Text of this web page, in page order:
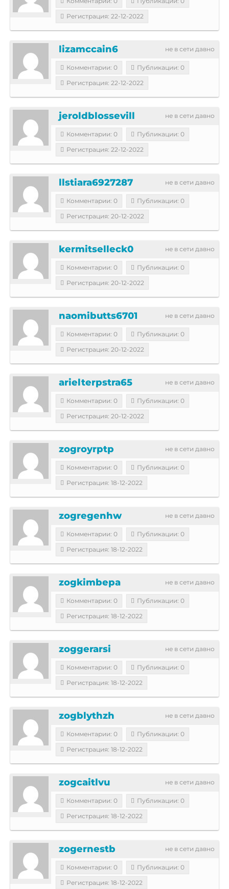
Регистрация: 22-12-2022
не в сети давно
lizamccain6
Комментарии: 0
Публикации: 0
Регистрация: 22-12-2022
не в сети давно
jeroldblossevill
Комментарии: 0
Публикации: 0
Регистрация: 22-12-2022
не в сети давно
llstiara6927287
Комментарии: 0
Публикации: 0
Регистрация: 20-12-2022
не в сети давно
kermitselleck0
Комментарии: 0
Публикации: 0
Регистрация: 20-12-2022
не в сети давно
naomibutts6701
Комментарии: 0
Публикации: 0
Регистрация: 20-12-2022
не в сети давно
arielterpstra65
Комментарии: 0
Публикации: 0
Регистрация: 20-12-2022
не в сети давно
zogroyrptp
Комментарии: 0
Публикации: 0
Регистрация: 18-12-2022
не в сети давно
zogregenhw
Комментарии: 0
Публикации: 0
Регистрация: 18-12-2022
не в сети давно
zogkimbepa
Комментарии: 0
Публикации: 0
Регистрация: 18-12-2022
не в сети давно
zoggerarsi
Комментарии: 0
Публикации: 0
Регистрация: 18-12-2022
не в сети давно
zogblythzh
Комментарии: 0
Публикации: 0
Регистрация: 18-12-2022
не в сети давно
zogcaitlvu
Комментарии: 0
Публикации: 0
Регистрация: 18-12-2022
не в сети давно
zogernestb
Комментарии: 0
Публикации: 0
Регистрация: 18-12-2022